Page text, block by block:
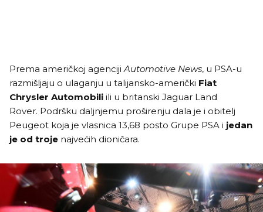
Prema američkoj agenciji Automotive News, u PSA-u
razmišljaju o ulaganju u talijansko-američki Fiat
Chrysler Automobili ili u britanski Jaguar Land
Rover. Podršku daljnjemu proširenju dala je i obitelj
Peugeot koja je vlasnica 13,68 posto Grupe PSA i jedan
je od troje najvećih dioničara.